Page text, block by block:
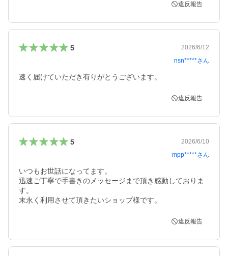
違反報告
5
2026/6/12
nsn*****さん
速く届けていただき有りがとうございます。
違反報告
5
2026/6/10
mpp*****さん
いつもお世話になってます。
迅速ご丁寧で手書きのメッセージまで頂き感動しておりま
す。
末永く利用させて頂きたいショップ様です。
違反報告